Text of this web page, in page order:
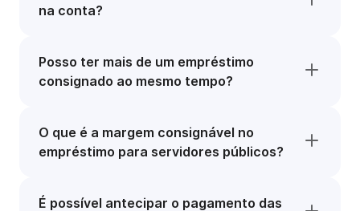
na conta?
Posso ter mais de um empréstimo
consignado ao mesmo tempo?
O que é a margem consignável no
empréstimo para servidores públicos?
É possível antecipar o pagamento das